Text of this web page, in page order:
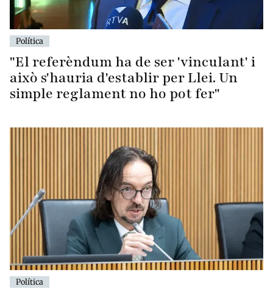
Política
"El referèndum ha de ser 'vinculant' i
això s'hauria d'establir per Llei. Un
simple reglament no ho pot fer"
Política